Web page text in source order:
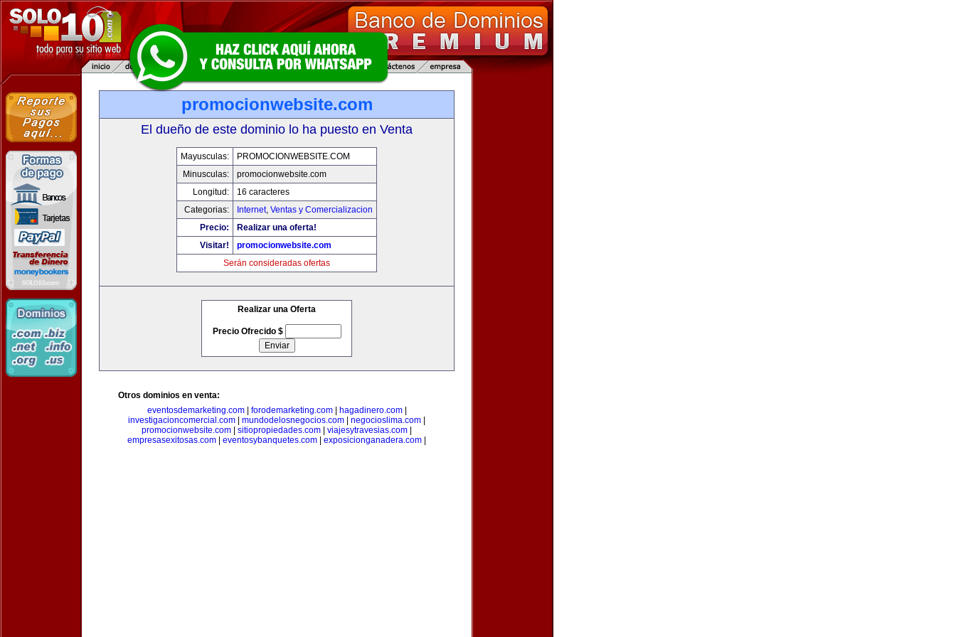
promocionwebsite.com
El dueño de este dominio lo ha puesto en Venta
Mayusculas:
PROMOCIONWEBSITE.COM
Minusculas:
promocionwebsite.com
Longitud:
16 caracteres
Categorias:
Internet, Ventas y Comercializacion
Precio:
Realizar una oferta!
Visitar!
promocionwebsite.com
Serán consideradas ofertas
Realizar una Oferta
Precio Ofrecido $
Otros dominios en venta:
eventosdemarketing.com| forodemarketing.com| hagadinero.com|
investigacioncomercial.com
mundodelosnegocios.com negocioslima.com
promocionwebsite.com
sitiopropiedades.com viajesytravesias.com
empresasexitosas.com
eventosybanquetes.com exposicionganadera.com